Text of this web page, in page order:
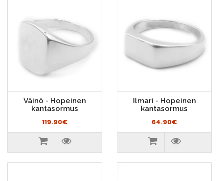
Väinö - Hopeinen
kantasormus
119.90€
Ilmari - Hopeinen
kantasormus
64.90€